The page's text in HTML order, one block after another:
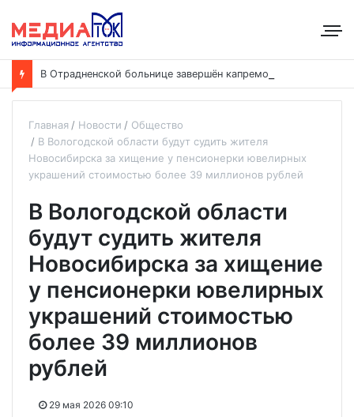
Главная Новости
Общество
В Вологодской области будут судить жителя
Новосибирска за хищение у пенсионерки ювелирных
украшений стоимостью более 39 миллионов рублей
В Вологодской области
будут судить жителя
Новосибирска за хищение
у пенсионерки ювелирных
украшений стоимостью
более 39 миллионов
рублей
29 мая 2026 09:10